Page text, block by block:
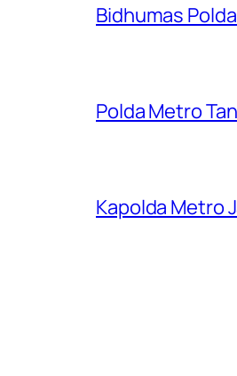
Bidhumas
Polda Metro
Kapolda Metro